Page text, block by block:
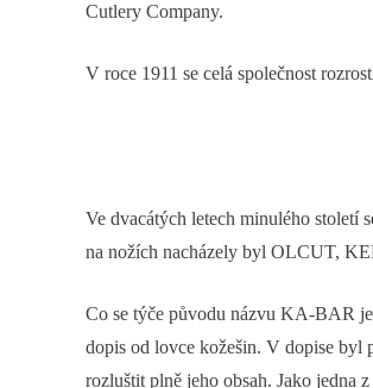
Cutlery Company.
V roce 1911 se celá společnost
Ve dvacátých letech minulého století
na nožích nacházely byl OLCUT,
Co se týče původu názvu KA-BAR
dopis od lovce kožešin. V dopise byl
rozluštit plně jeho obsah. Jako jedna